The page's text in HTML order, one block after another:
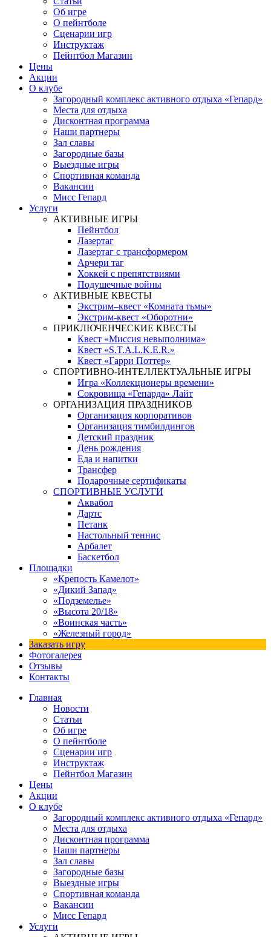
Об игре
О пейнтболе
Сценарии игр
Инструктаж
Пейнтбол Магазин
Цены
Акции
О клубе
Загородный комплекс активного отдыха «Гепард»
Места для отдыха
Дисконтная программа
Наши партнеры
Зал славы
Загородные базы
Выездные игры
Спортивная команда
Вакансии
Мисс Гепард
Услуги
АКТИВНЫЕ ИГРЫ
Пейнтбол
Лазертаг
Лазертаг с трансформером
Арчери таг
Хоккей с препятствиями
Подушечные войны
АКТИВНЫЕ КВЕСТЫ
Экстрим–квест «Комната тьмы»
Экстрим-квест «Оборотни»
ПРИКЛЮЧЕНЧЕСКИЕ КВЕСТЫ
Квест «Миссия невыполнима»
Квест «S.T.A.L.K.E.R.»
Квест «Гарри Поттер»
СПОРТИВНО-ИНТЕЛЛЕКТУАЛЬНЫЕ ИГРЫ
Игра «Коллекционеры времени»
Сокровища «Гепарда» Лайт
ОРГАНИЗАЦИЯ ПРАЗДНИКОВ
Организация корпоративов
Организация тимбилдингов
Детский праздник
День рождения
Еда и напитки
Трансфер
Подарочные сертификаты
СПОРТИВНЫЕ УСЛУГИ
Аквабол
Дартс
Петанк
Настольный теннис
Арбалет
Баскетбол
Площадки
«Крепость Камелот»
«Дикий Запад»
«Подземелье»
«Высота 20/18»
«Воинская часть»
«Железный город»
Заказать игру
Фотогалерея
Отзывы
Контакты
Главная
Новости
Статьи
Об игре
О пейнтболе
Сценарии игр
Инструктаж
Пейнтбол Магазин
Цены
Акции
О клубе
Загородный комплекс активного отдыха «Гепард»
Места для отдыха
Дисконтная программа
Наши партнеры
Зал славы
Загородные базы
Выездные игры
Спортивная команда
Вакансии
Мисс Гепард
Услуги